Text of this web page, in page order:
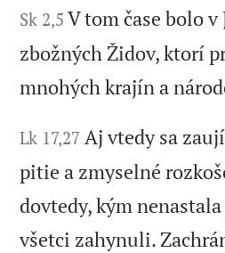
Sk 2,5 V tom čase bolo
zbožných Židov, ktorí
mnohých krajín a
Lk 17,27 Aj vtedy sa
pitie a zmyselné
dovtedy, kým
všetci zahynuli.